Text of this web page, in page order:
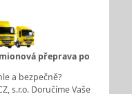
přeprava po
a bezpečně?
s.r.o. Doručíme Vaše